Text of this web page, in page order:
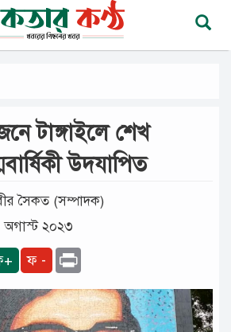
টাঙ্গাইলে শেখ
উদযাপিত
সৈকত (সম্পাদক)
২০২৩
ফ -